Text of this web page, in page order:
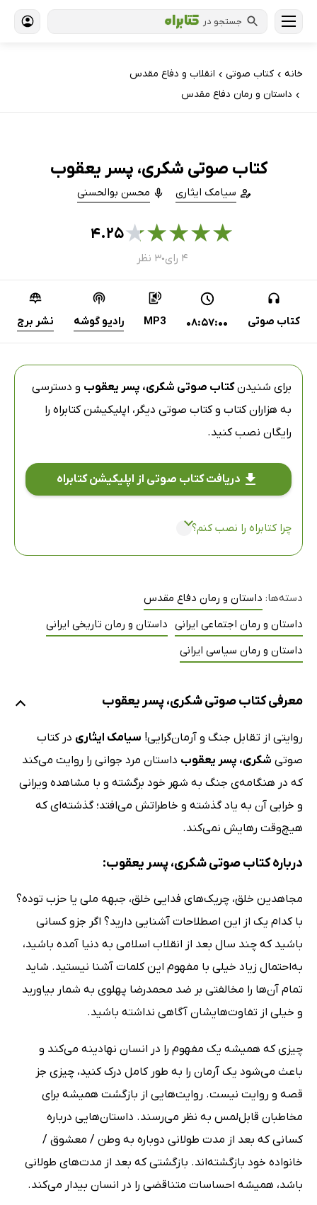
جستجو در
خانه › کتاب‌ صوتی › انقلاب و دفاع مقدس
› داستان و رمان دفاع مقدس
کتاب صوتی شکری، پسر یعقوب
سیامک ایثاری محسن بوالحسنی
★
★
★
★
★۴.۲۵
۴ رای ●۳ نظر
کتاب صوتی 08:57:00
MP3 رادیو گوشه نشر برج
برای شنیدنکتاب صوتی شکری، پسر یعقوب و دسترسی
به هزاران کتاب و کتاب صوتی دیگر، اپلیکیشن کتابراه را
رایگان نصب کنید.
دریافت کتاب صوتی از اپلیکیشن کتابراه
چرا کتابراه را نصب کنم؟
دسته‌ها: داستان و رمان دفاع مقدس
داستان و رمان اجتماعی ایرانی داستان و رمان تاریخی ایرانی
داستان و رمان سیاسی ایرانی
معرفی کتاب صوتی شکری، پسر یعقوب
روایتی از تقابل جنگ و آرمان‌گرایی! سیامک ایثاری در کتاب
صوتی شکری، پسر یعقوب داستان مرد جوانی را روایت می‌کند
که در هنگامه‌ی جنگ به شهر خود برگشته و با مشاهده ویرانی
و خرابی آن به یاد گذشته و خاطراتش می‌افتد؛ گذشته‌ای که
هیچ‌وقت رهایش نمی‌کند.
درباره کتاب صوتی شکری، پسر یعقوب:
مجاهدین خلق، چریک‌های فدایی خلق، جبهه ملی یا حزب توده؟
با کدام یک از این اصطلاحات آشنایی دارید؟ اگر جزو کسانی
باشید که چند سال بعد از انقلاب اسلامی به دنیا آمده باشید،
به‌احتمال زیاد خیلی با مفهوم این کلمات آشنا نیستید. شاید
تمام آن‌ها را مخالفتی بر ضد محمدرضا پهلوی به شمار بیاورید
و خیلی از تفاوت‌هایشان آگاهی نداشته باشید.
چیزی که همیشه یک مفهوم را در انسان نهادینه می‌کند و
باعث می‌شود یک آرمان را به طور کامل درک کنید، چیزی جز
قصه و روایت نیست. روایت‌هایی از بازگشت همیشه برای
مخاطبان قابل‌لمس به نظر می‌رسند. داستان‌هایی درباره
کسانی که بعد از مدت طولانی دوباره به وطن / معشوق /
خانواده خود بازگشته‌ا‌ند. بازگشتی که بعد از مدت‌های طولانی
باشد، همیشه احساسات متناقضی را در انسان بیدار می‌کند.